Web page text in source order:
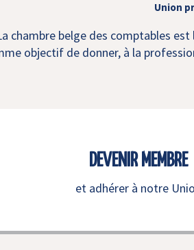
Union
chambre belge des comptables
objectif de donner, à la
DEVENIR MEMBRE
et adhérer à notre